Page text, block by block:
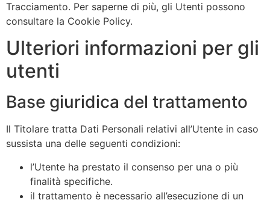
Tracciamento. Per saperne di più, gli Utenti possono
consultare la Cookie Policy.
Ulteriori informazioni per gli
utenti
Base giuridica del trattamento
Il Titolare tratta Dati Personali relativi all’Utente in caso
sussista una delle seguenti condizioni:
l’Utente ha prestato il consenso per una o più
finalità specifiche.
il trattamento è necessario all’esecuzione di un